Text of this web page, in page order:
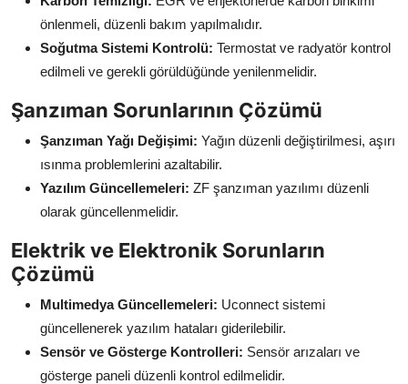
önlenmeli, düzenli bakım yapılmalıdır.
Soğutma Sistemi Kontrolü: Termostat ve radyatör kontrol
edilmeli ve gerekli görüldüğünde yenilenmelidir.
Şanzıman Sorunlarının Çözümü
Şanzıman Yağı Değişimi: Yağın düzenli değiştirilmesi, aşırı
ısınma problemlerini azaltabilir.
Yazılım Güncellemeleri: ZF şanzıman yazılımı düzenli
olarak güncellenmelidir.
Elektrik ve Elektronik Sorunların
Çözümü
Multimedya Güncellemeleri: Uconnect sistemi
güncellenerek yazılım hataları giderilebilir.
Sensör ve Gösterge Kontrolleri: Sensör arızaları ve
gösterge paneli düzenli kontrol edilmelidir.